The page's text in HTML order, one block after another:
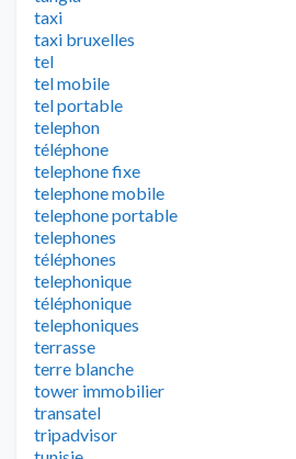
taxi
taxi bruxelles
tel
tel mobile
tel portable
telephon
téléphone
telephone fixe
telephone mobile
telephone portable
telephones
téléphones
telephonique
téléphonique
telephoniques
terrasse
terre blanche
tower immobilier
transatel
tripadvisor